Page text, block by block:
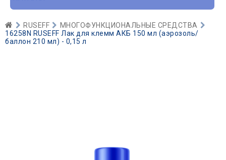
RUSEFF
МНОГОФУНКЦИОНАЛЬНЫЕ СРЕДСТВА
16258N RUSEFF Лак для клемм АКБ 150 мл (аэрозоль/
баллон 210 мл) - 0,15 л